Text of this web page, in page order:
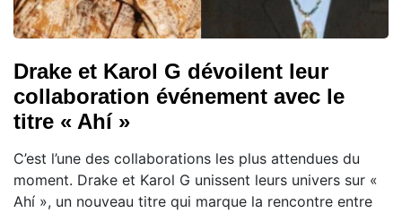
Drake et Karol G dévoilent leur
collaboration événement avec le
titre « Ahí »
C’est l’une des collaborations les plus attendues du
moment. Drake et Karol G unissent leurs univers sur «
Ahí », un nouveau titre qui marque la rencontre entre